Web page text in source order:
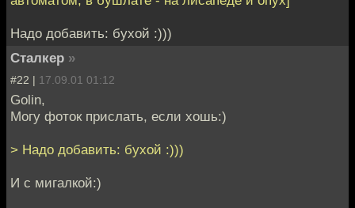
Надо добавить: бухой :)))
Cталкер »
#22 | 17.09.01 01:12
Golin,
Могу фоток прислать, если хошь:)
> Надо добавить: бухой :)))
И с мигалкой:)